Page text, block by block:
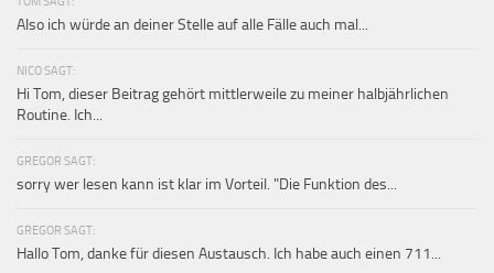
Also ich würde an deiner Stelle auf alle Fälle auch mal...
NICO SAGT:
Hi Tom, dieser Beitrag gehört mittlerweile zu meiner halbjährlichen
Routine. Ich...
GREGOR SAGT:
sorry wer lesen kann ist klar im Vorteil. "Die Funktion des...
GREGOR SAGT:
Hallo Tom, danke für diesen Austausch. Ich habe auch einen 711...